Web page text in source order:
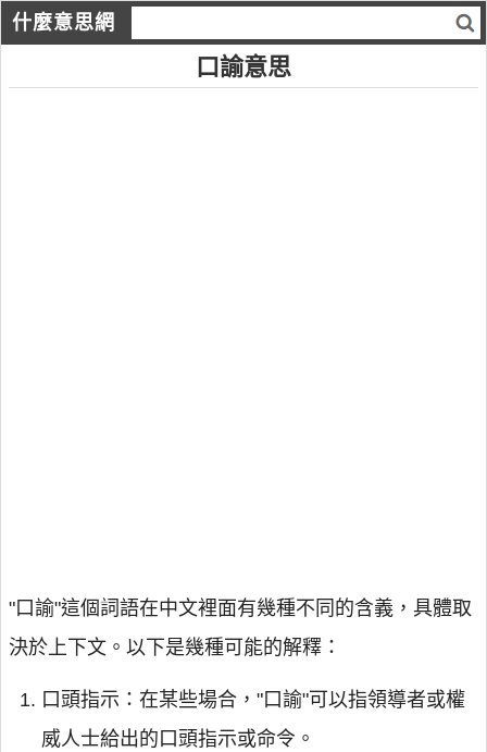
什麼意思網
口諭意思
"口諭"這個詞語在中文裡面有幾種不同的含義，具體取
決於上下文。以下是幾種可能的解釋：
口頭指示：在某些場合，"口諭"可以指領導者或權
威人士給出的口頭指示或命令。